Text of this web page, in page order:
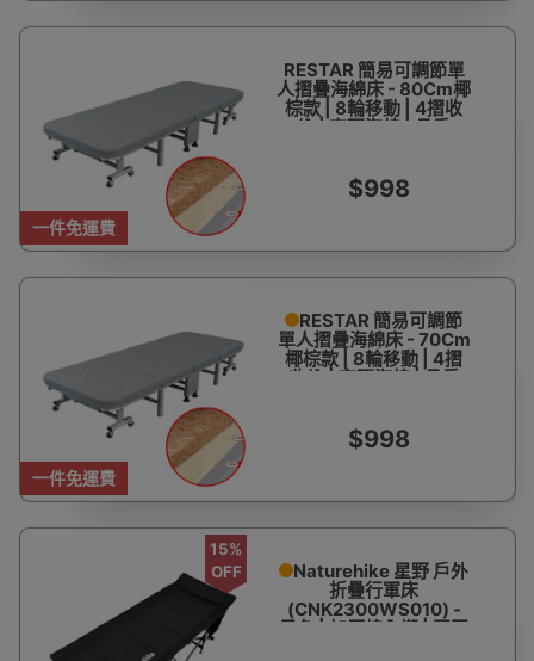
一件免運費
RESTAR 簡易可調節單
人摺疊海綿床 - 80Cm椰
棕款 | 8輪移動 | 4摺收
納 | 高彈海棉 | 承重
$998
一件免運費
RESTAR 簡易可調節
單人摺疊海綿床 - 70Cm
椰棕款 | 8輪移動 | 4摺
收納 | 高彈海棉 | 承重
$998
15%
OFF
Naturehike 星野 戶外
折疊行軍床
(CNK2300WS010) -
黑色 | 加厚棉內襯 | 堅固​​